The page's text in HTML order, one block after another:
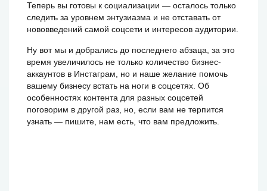
Теперь вы готовы к социализации — осталось только
следить за уровнем энтузиазма и не отставать от
нововведений самой соцсети и интересов аудитории.
Ну вот мы и добрались до последнего абзаца, за это
время увеличилось не только количество бизнес-
аккаунтов в Инстаграм, но и наше желание помочь
вашему бизнесу встать на ноги в соцсетях. Об
особенностях контента для разных соцсетей
поговорим в другой раз, но, если вам не терпится
узнать — пишите, нам есть, что вам предложить.